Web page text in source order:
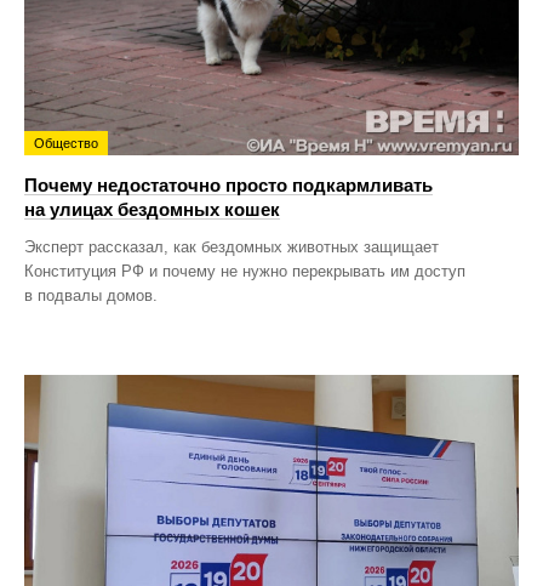
Общество
Почему недостаточно просто подкармливать
на улицах бездомных кошек
Эксперт рассказал, как бездомных животных защищает
Конституция РФ и почему не нужно перекрывать им доступ
в подвалы домов.